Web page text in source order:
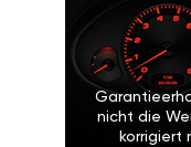
nicht die
korrigiert